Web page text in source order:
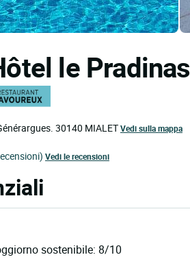
le Pradinas
30140 MIALETVedi sulla mappa
Vedi le recensioni
sostenibile: 8/10